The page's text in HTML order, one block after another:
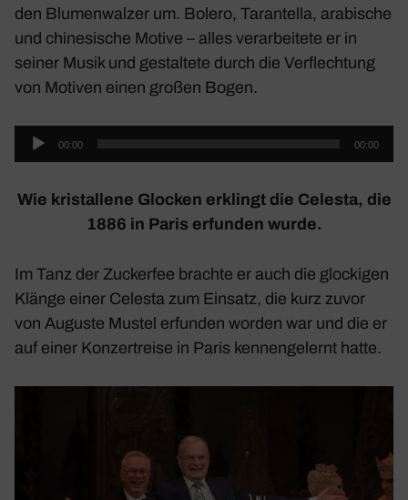
den Blumen­walzer um. Bolero, Taran­tella, arabi­sche
und chine­si­sche Motive – alles verar­bei­tete er in
seiner Musik und gestal­tete durch die Verflech­tung
von Motiven einen großen Bogen.
Audio-
00:00 00:00
Wie kris­tal­lene Glocken erklingt die Celesta, die
1886 in Paris erfunden wurde.
Im Tanz der Zuckerfee brachte er auch die glockigen
Klänge einer Celesta zum Einsatz, die kurz zuvor
von Auguste Mustel erfunden worden war und die er
auf einer Konzert­reise in Paris kennen­ge­lernt hatte.